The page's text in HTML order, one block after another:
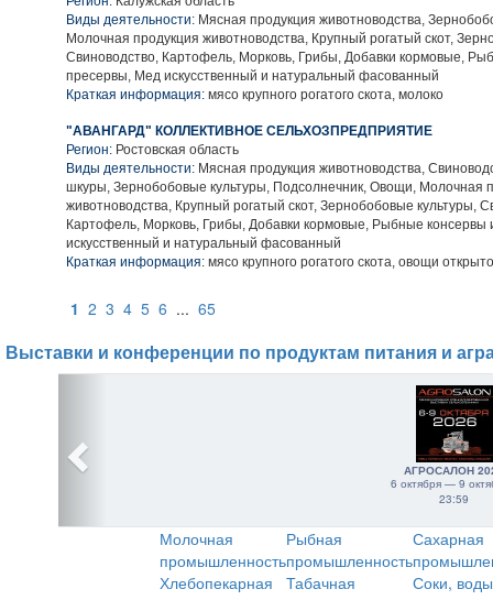
Виды деятельности: Мясная продукция животноводства,
Молочная продукция животноводства, Крупный рогатый скот,
Свиноводство, Картофель, Морковь, Грибы, Добавки кормовые,
пресервы, Мед искусственный и натуральный фасованный
Краткая информация: мясо крупного рогатого скота, молоко
"АВАНГАРД" КОЛЛЕКТИВНОЕ СЕЛЬХОЗПРЕДПРИЯТИЕ
Регион: Ростовская область
Виды деятельности: Мясная продукция животноводства,
шкуры, Зернобобовые культуры, Подсолнечник, Овощи, Молочная
животноводства, Крупный рогатый скот, Зернобобовые культуры,
Картофель, Морковь, Грибы, Добавки кормовые, Рыбные
искусственный и натуральный фасованный
Краткая информация: мясо крупного рогатого скота, овощи
1 2 3 4 5 6 ... 65
Выставки и конференции по продуктам питания и
АГРОСАЛОН
6 октября — 9
23:59
Молочная
промышленность
Рыбная
промышленность
Сахарная
Хлебопекарная
Табачная
Соки,